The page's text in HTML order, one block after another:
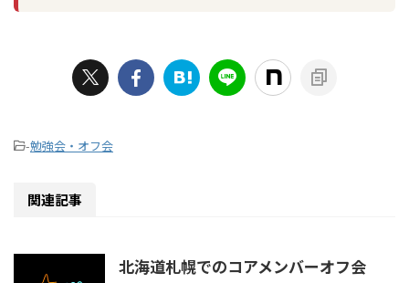
-勉強会・オフ会
関連記事
北海道札幌でのコアメンバーオフ会